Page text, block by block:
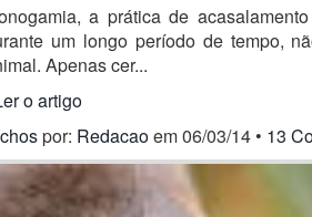
a prática de
um longo período de tempo,
Apenas cer...
o artigo
por: Redacaoem 06/03/14 • 13